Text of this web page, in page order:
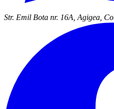
Str. Emil Bota nr. 16A, Agigea,